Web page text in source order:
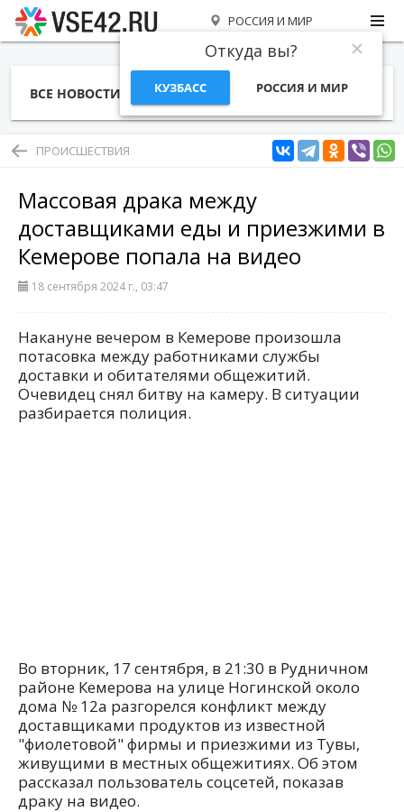
РОССИЯ И МИР
Откуда вы?
КУЗБАСС РОССИЯ И МИР
ВСЕ НОВОСТИ СТАТЬИ ТЕМЫ ФОТО
ПРОИСШЕСТВИЯ
Массовая драка между
доставщиками еды и приезжими в
Кемерове попала на видео
18 сентября 2024 г., 03:47
Накануне вечером в Кемерове произошла
потасовка между работниками службы
доставки и обитателями общежитий.
Очевидец снял битву на камеру. В ситуации
разбирается полиция.
Во вторник, 17 сентября, в 21:30 в Рудничном
районе Кемерова на улице Ногинской около
дома № 12а разгорелся конфликт между
доставщиками продуктов из известной
"фиолетовой" фирмы и приезжими из Тувы,
живущими в местных общежитиях. Об этом
рассказал пользователь соцсетей, показав
драку на видео.